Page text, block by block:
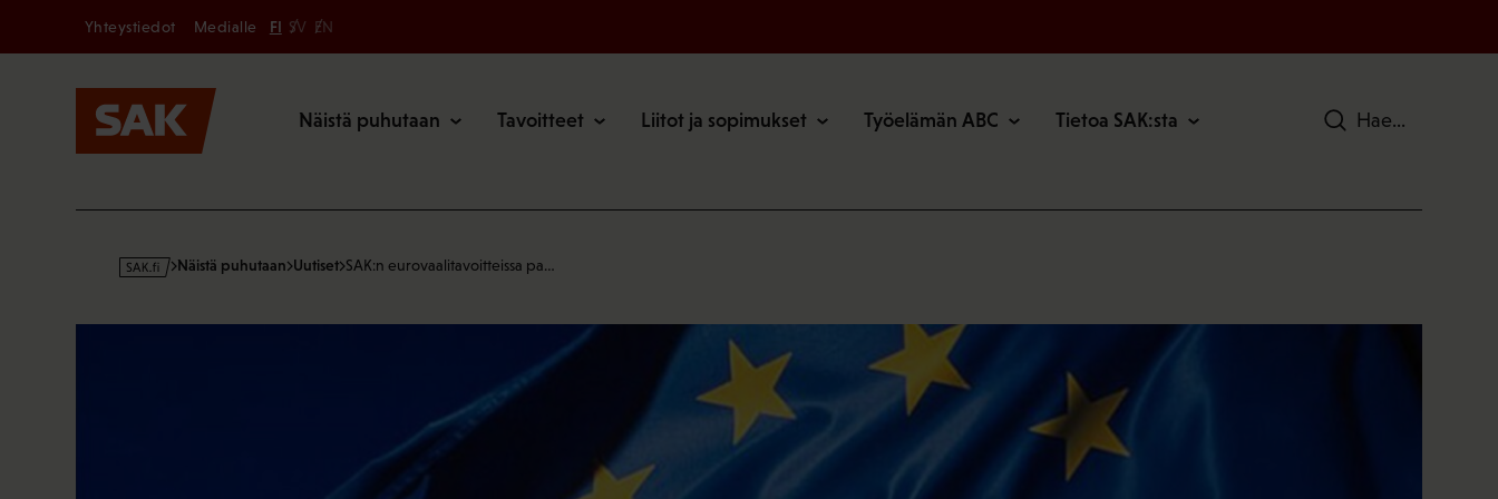
Secondary
Yhteystiedot Medialle FI SV EN
Näistä puhutaan Tavoitteet Liitot ja sopimukset Työelämän ABC Tietoa SAK:sta Hae
s
Näistä puhutaan Uutiset SAK:n eurovaalitavoitteissa pa…